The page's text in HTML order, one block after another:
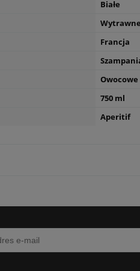
Białe
Wytrawne
Francja
Owocowe
750 ml
Aperitif